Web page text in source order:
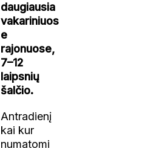
daugiausia
vakariniuos
e
rajonuose,
7–12
laipsnių
šalčio.
Antradienį
kai kur
numatomi